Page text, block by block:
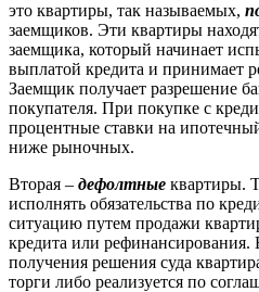
это квартиры, так называемых,
заемщиков. Эти квартиры
заемщика, который начинает
выплатой кредита и принимает
Заемщик получает разрешение
покупателя. При покупке с
процентные ставки на
ниже рыночных.
Вторая – дефолтные квартиры.
исполнять обязательства по
ситуацию путем продажи
кредита или рефинансирования.
получения решения суда
торги либо реализуется по